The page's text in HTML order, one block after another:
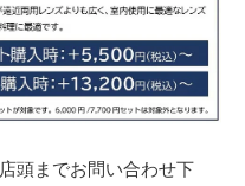
頭までお問い合わせ下